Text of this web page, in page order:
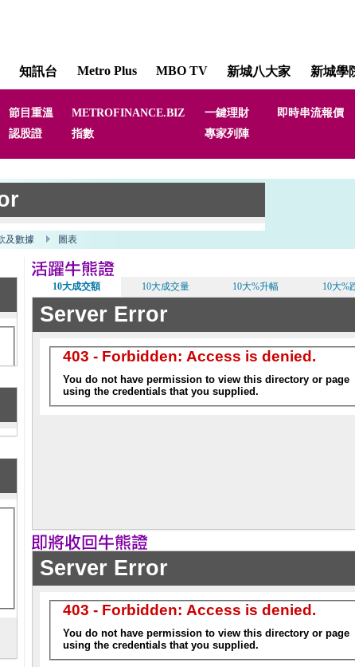
知訊台 Metro Plus MBO TV 新城八大家 新城學
節目重溫 METROFINANCE.BIZ 一鍵理財 即時串流報價
認股證 指數 專家列陣
恩雨同路
10大成交額 10大成交量 10大%升幅 10大%